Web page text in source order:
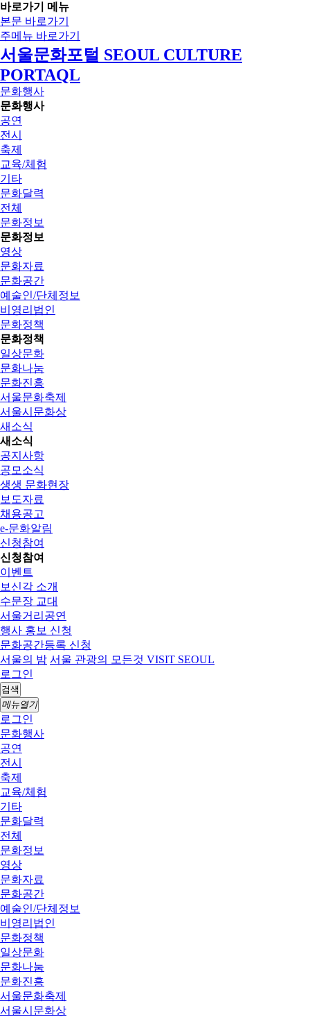
바로가기 메뉴
본문 바로가기
주메뉴 바로가기
서울문화포털 SEOUL CULTURE
PORTAQL
문화행사
문화행사
공연
전시
축제
교육/체험
기타
문화달력
전체
문화정보
문화정보
영상
문화자료
문화공간
예술인/단체정보
비영리법인
문화정책
문화정책
일상문화
문화나눔
문화진흥
서울문화축제
서울시문화상
새소식
새소식
공지사항
공모소식
생생 문화현장
보도자료
채용공고
e-문화알림
신청참여
신청참여
이벤트
보신각 소개
수문장 교대
서울거리공연
행사 홍보 신청
문화공간등록 신청
서울의 밤 서울 관광의 모든것 VISIT SEOUL
로그인
검색
메뉴열기
로그인
문화행사
공연
전시
축제
교육/체험
기타
문화달력
전체
문화정보
영상
문화자료
문화공간
예술인/단체정보
비영리법인
문화정책
일상문화
문화나눔
문화진흥
서울문화축제
서울시문화상